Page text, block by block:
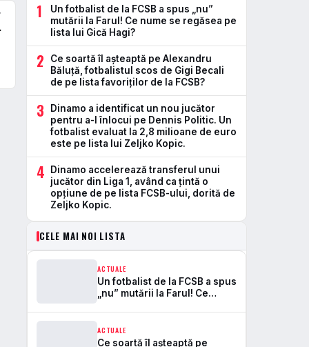
1
Un fotbalist de la FCSB a spus „nu”
mutării la Farul! Ce nume se regăsea pe
lista lui Gică Hagi?
2
Ce soartă îl așteaptă pe Alexandru
Băluță, fotbalistul scos de Gigi Becali
de pe lista favoriților de la FCSB?
3
Dinamo a identificat un nou jucător
pentru a-l înlocui pe Dennis Politic. Un
fotbalist evaluat la 2,8 milioane de euro
este pe lista lui Zeljko Kopic.
4
Dinamo accelerează transferul unui
jucător din Liga 1, având ca ţintă o
opţiune de pe lista FCSB-ului, dorită de
Zeljko Kopic.
CELE MAI NOI LISTA
ACTUALE
Un fotbalist de la FCSB a spus
„nu” mutării la Farul! Ce
Gică Hagi?
ACTUALE
Ce soartă îl așteaptă pe